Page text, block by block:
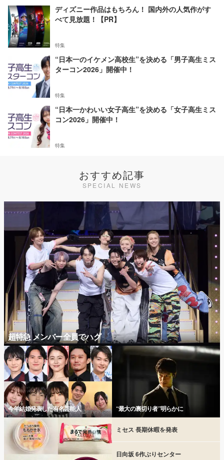
ディズニー作品はもちろん！ 国内外の人気作がす
べて見放題！【PR】
特集
“日本一のイケメン高校生”を決める「男子高生ミス
ターコン2026」開催中！
特集
“日本一かわいい女子高生”を決める「女子高生ミス
コン2026」開催中！
特集
おすすめ記事
SPECIAL NEWS
超特急 メンバー全員でハグ
今年結婚発表した有名芸能人 “最大の裏切り者”明らかに
ミセス 長期休暇を発表
日向坂 6作ぶりセンター